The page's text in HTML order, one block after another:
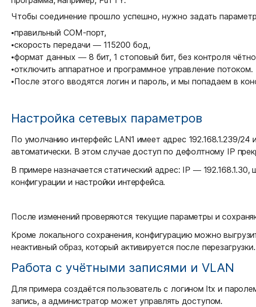
Чтобы соединение прошло успешно, нужно задать
•правильный COM-порт,
•скорость передачи — 115200 бод,
•формат данных — 8 бит, 1 стоповый бит, без контроля
•отключить аппаратное и программное управление потоком.
•После этого вводятся логин и пароль, и мы попадаем в
Настройка сетевых параметров
По умолчанию интерфейс LAN1 имеет адрес 192.168.1.239/
автоматически. В этом случае доступ по дефолтному IP
В примере назначается статический адрес: IP —
конфигурации и настройки интерфейса.
После изменений проверяются текущие параметры и
Кроме локального сохранения, конфигурацию можно
неактивный образ, который активируется после перезагрузки.
Работа с учётными записями и VLAN
Для примера создаётся пользователь с логином ltx и
запись, а администратор может управлять доступом.